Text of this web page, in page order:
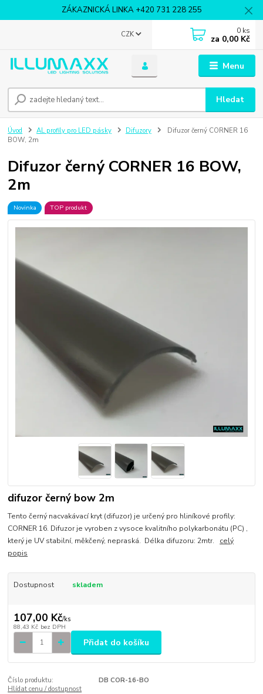
ZÁKAZNICKÁ LINKA +420 731 228 255
Menu
CZK
Hledat
0 ks
za 0,00 Kč
Úvod AL profily pro LED pásky Difuzory
Difuzor černý CORNER 16
BOW, 2m
Difuzor černý CORNER 16 BOW,
2m
Novinka TOP produkt
difuzor černý bow 2m
Tento černý nacvakávací kryt (difuzor) je určený pro hliníkové profily:
CORNER 16. Difuzor je vyroben z vysoce kvalitního polykarbonátu (PC) ,
který je UV stabilní, měkčený, nepraská. Délka difuzoru: 2mtr. celý
popis
Dostupnost skladem
107,00 Kč/ks
88,43 Kč bez DPH
Přidat do košíku
Číslo produktu:
DB COR-16-BO
Hlídat cenu / dostupnost